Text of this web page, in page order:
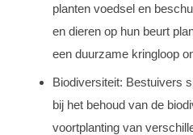
planten voedsel en
en dieren op hun beurt
een duurzame kringloop
Biodiversiteit: Bestuivers
bij het behoud van de
voortplanting van